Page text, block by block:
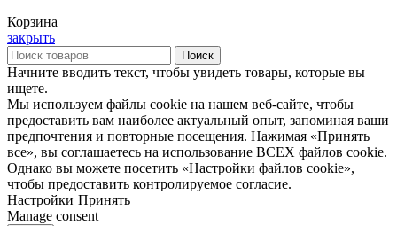
Корзина
закрыть
Поиск
Начните вводить текст, чтобы увидеть товары, которые вы
ищете.
Мы используем файлы cookie на нашем веб-сайте, чтобы
предоставить вам наиболее актуальный опыт, запоминая ваши
предпочтения и повторные посещения. Нажимая «Принять
все», вы соглашаетесь на использование ВСЕХ файлов cookie.
Однако вы можете посетить «Настройки файлов cookie»,
чтобы предоставить контролируемое согласие.
Настройки Принять
Manage consent